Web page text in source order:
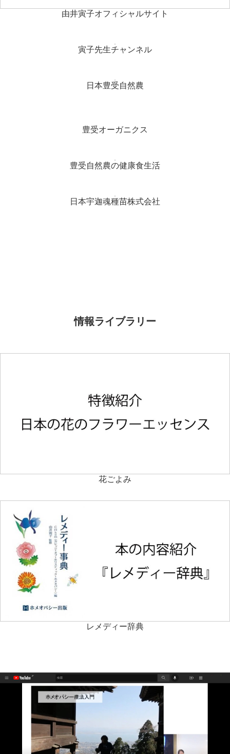
由井寅子オフィシャルサイト
寅子先生チャンネル
日本豊受自然農
豊受オーガニクス
豊受自然農の健康食生活
日本宇迦魂種苗株式会社
情報ライブラリー
花ごよみ
レメディー辞典